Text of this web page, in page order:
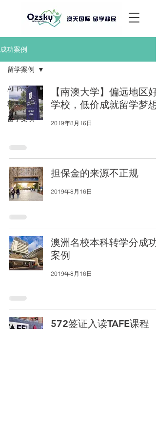
成功案例
All Posts
移民案例
留学案例
留学案例
【南澳大学】偏远地区好
学校，低价成就留学梦想
2019年8月16日
担保金的来源不正规
2019年8月16日
澳洲名校本科转学分成功
案例
2019年8月16日
572签证入读TAFE课程